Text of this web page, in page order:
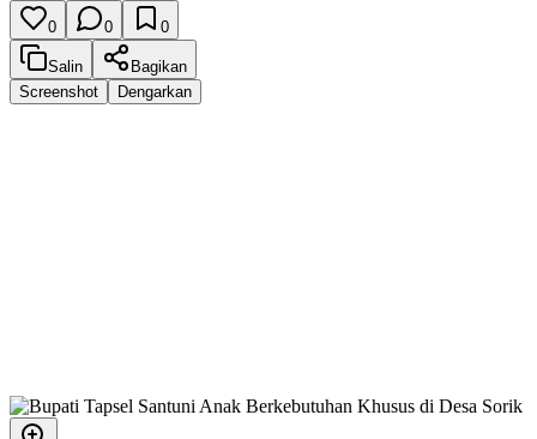
0 0 0
Salin
Bagikan
Screenshot
Dengarkan